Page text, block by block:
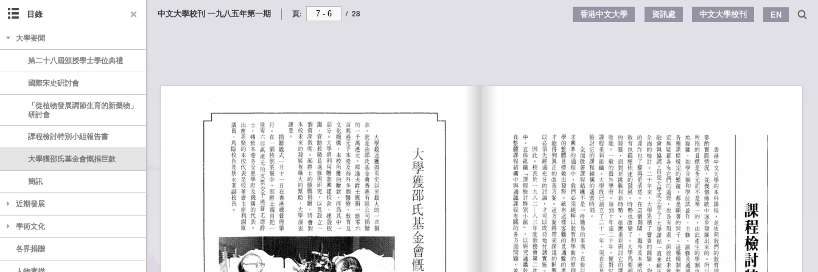
中文大學校刊 一九八五年第一期 頁: / 28 香港中文大學 資訊處 中文大學校刊 EN
目錄
大學要聞
第二十八屆頒授學士學位典禮
國際宋史硏討會
「從植物發展調節生育的新藥物」
研討會
課程檢討特別小組報告書
大學獲邵氏基金會慨捐巨款
簡訊
近期發展
學術文化
各界捐贈